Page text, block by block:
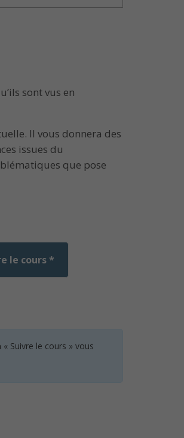
sont vus en
Il vous donnera des
issues du
que pose
le cours *
Suivre le cours » vous